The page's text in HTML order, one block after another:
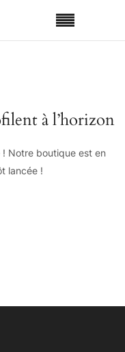
à l’horizon
! Notre boutique est en
lancée !